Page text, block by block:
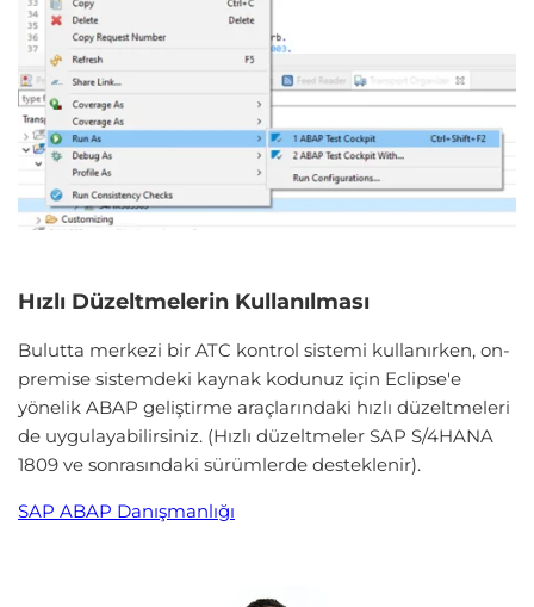
Hızlı Düzeltmelerin Kullanılması
Bulutta merkezi bir ATC kontrol sistemi kullanırken, on-
premise sistemdeki kaynak kodunuz için Eclipse'e
yönelik ABAP geliştirme araçlarındaki hızlı düzeltmeleri
de uygulayabilirsiniz. (Hızlı düzeltmeler SAP S/4HANA
1809 ve sonrasındaki sürümlerde desteklenir).
SAP ABAP Danışmanlığı